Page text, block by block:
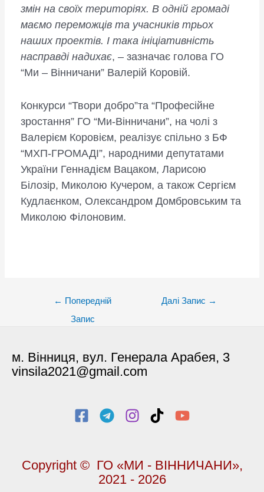
змін на своїх територіях. В одній громаді
маємо переможців та учасників трьох
наших проектів. І така ініціативність
насправді надихає, – зазначає голова ГО
“Ми – Вінничани” Валерій Коровій.
Конкурси “Твори добро”та “Професійне
зростання” ГО “Ми-Вінничани”, на чолі з
Валерієм Коровієм, реалізує спільно з БФ
“МХП-ГРОМАДІ”, народними депутатами
України Геннадієм Вацаком, Ларисою
Білозір, Миколою Кучером, а також Сергієм
Кудлаєнком, Олександром Домбровським та
Миколою Філоновим.
← Попередній
Запис
Далі Запис →
м. Вінниця, вул. Генерала Арабея, 3
vinsila2021@gmail.com
Copyright © ГО «МИ - ВІННИЧАНИ»,
2021 - 2026